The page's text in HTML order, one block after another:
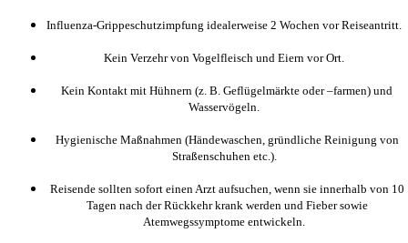
Influenza-Grippeschutzimpfung idealerweise 2 Wochen vor Reiseantritt.
Kein Verzehr von Vogelfleisch und Eiern vor Ort.
Kein Kontakt mit Hühnern (z. B. Geflügelmärkte oder –farmen) und
Wasservögeln.
Hygienische Maßnahmen (Händewaschen, gründliche Reinigung von
Straßenschuhen etc.).
Reisende sollten sofort einen Arzt aufsuchen, wenn sie innerhalb von 10
Tagen nach der Rückkehr krank werden und Fieber sowie
Atemwegssymptome entwickeln.